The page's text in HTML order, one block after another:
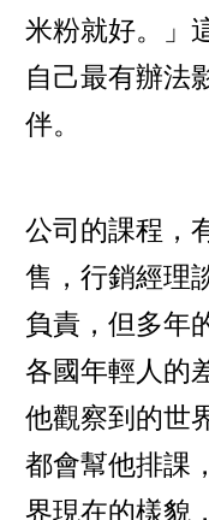
米粉就好。」
自己最有辦法
伴。
公司的課程，
售，行銷經理
負責，但多年
各國年輕人的
他觀察到的世
都會幫他排課
界現在的樣貌